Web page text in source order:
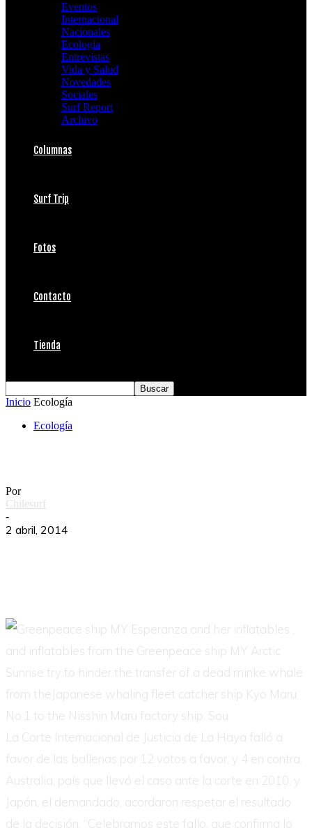
Eventos
Internacional
Nacionales
Ecología
Entrevistas
Vida y Salud
Novedades
Sociales
Surf Report
Archivo
Columnas
Surf Trip
Fotos
Contacto
Tienda
Inicio Ecología
Ecología
Por
Chilesurf
-
2 abril, 2014
La Corte Internacional de Justicia de La Haya falló a
favor de las ballenas por 12 votos a favor, y 4 en contra.
Australia, país que llevó el caso ante la corte en 2010, y
Japón, el demandado, acordaron respetar el resultado
de la decisión. “Celebramos este fallo, que confirma lo